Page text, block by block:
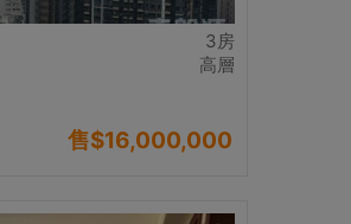
3房
高層
售$16,000,000